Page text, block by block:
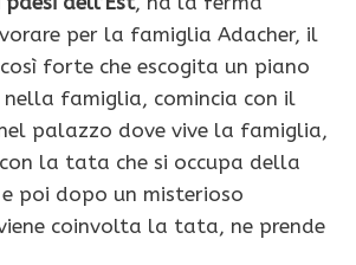
per la famiglia Adacher, il
forte che escogita un piano
famiglia, comincia con il
palazzo dove vive la famiglia,
la tata che si occupa della
poi dopo un misterioso
coinvolta la tata, ne prende